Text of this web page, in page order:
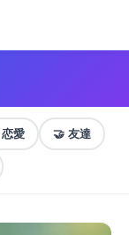
愛 🤝 友達